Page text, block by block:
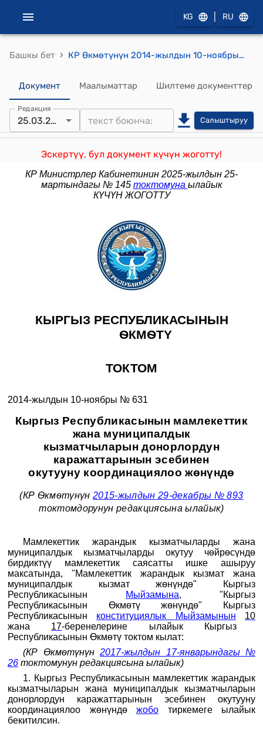
KG RU
Башкы бет › КР Өкмөтүнүн 2014-жылдын 10-ноябрындагы № 631 "Кыргыз Республикасынын мамлекеттик жана муниципалдык кызматчыларын донорлордун каражаттарынын эсебинен окутууну координациялоо жөнүндө" токтому
Документ Маалыматтар Шилтеме документтер
Редакция
25.03.2025 Салыштыруу
Эскертүү, бул документ күчүн жоготту!